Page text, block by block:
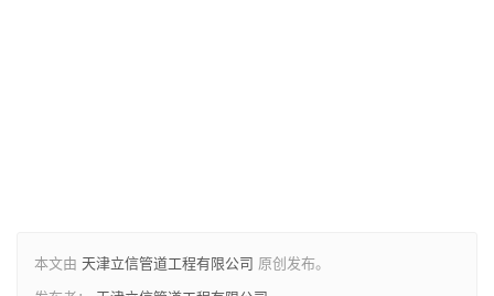
本文由 天津立信管道工程有限公司 原创发布。